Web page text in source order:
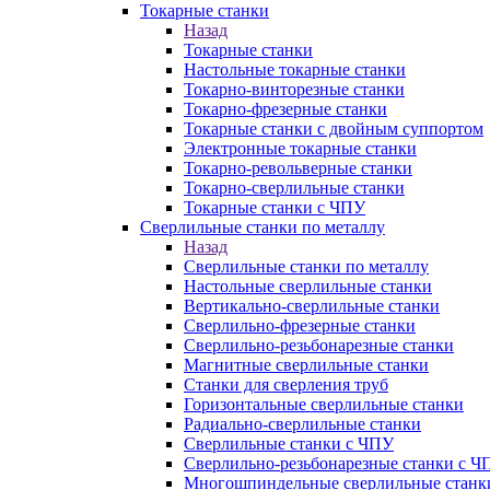
Токарные станки
Назад
Токарные станки
Настольные токарные станки
Токарно-винторезные станки
Токарно-фрезерные станки
Токарные станки с двойным суппортом
Электронные токарные станки
Токарно-револьверные станки
Токарно-сверлильные станки
Токарные станки с ЧПУ
Сверлильные станки по металлу
Назад
Сверлильные станки по металлу
Настольные сверлильные станки
Вертикально-сверлильные станки
Сверлильно-фрезерные станки
Сверлильно-резьбонарезные станки
Магнитные сверлильные станки
Станки для сверления труб
Горизонтальные сверлильные станки
Радиально-сверлильные станки
Сверлильные станки с ЧПУ
Сверлильно-резьбонарезные станки с
Многошпиндельные сверлильные